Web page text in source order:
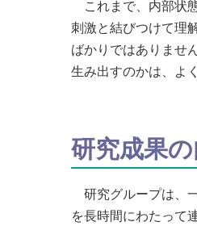
これまで、内部状
刺激と結びつけて理
ばかりではありませ
生み出すのかは、よ
研究成果
研究グループは、
を長時間にわたって